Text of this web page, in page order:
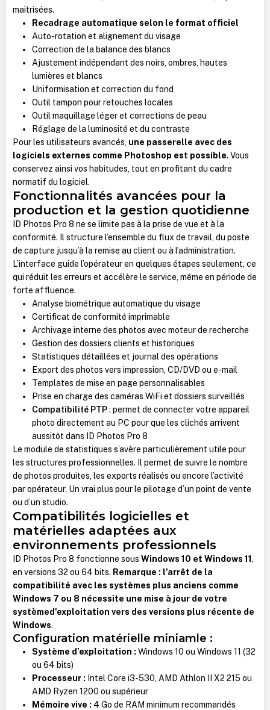
maîtrisées.
Recadrage automatique selon le format officiel
Auto-rotation et alignement du visage
Correction de la balance des blancs
Ajustement indépendant des noirs, ombres, hautes
lumières et blancs
Uniformisation et correction du fond
Outil tampon pour retouches locales
Outil maquillage léger et corrections de peau
Réglage de la luminosité et du contraste
Pour les utilisateurs avancés, une passerelle avec des
logiciels externes comme Photoshop est possible. Vous
conservez ainsi vos habitudes, tout en profitant du cadre
normatif du logiciel.
Fonctionnalités avancées pour la
production et la gestion quotidienne
ID Photos Pro 8 ne se limite pas à la prise de vue et à la
conformité. Il structure l’ensemble du flux de travail, du poste
de capture jusqu’à la remise au client ou à l’administration.
L’interface guide l’opérateur en quelques étapes seulement, ce
qui réduit les erreurs et accélère le service, même en période de
forte affluence.
Analyse biométrique automatique du visage
Certificat de conformité imprimable
Archivage interne des photos avec moteur de recherche
Gestion des dossiers clients et historiques
Statistiques détaillées et journal des opérations
Export des photos vers impression, CD/DVD ou e-mail
Templates de mise en page personnalisables
Prise en charge des caméras WiFi et dossiers surveillés
Compatibilité PTP: permet de connecter votre appareil
photo directement au PC pour que les clichés arrivent
aussitôt dans ID Photos Pro 8
Le module de statistiques s’avère particulièrement utile pour
les structures professionnelles. Il permet de suivre le nombre
de photos produites, les exports réalisés ou encore l’activité
par opérateur. Un vrai plus pour le pilotage d’un point de vente
ou d’un studio.
Compatibilités logicielles et
matérielles adaptées aux
environnements professionnels
ID Photos Pro 8 fonctionne sous Windows 10 et Windows 11 ,
en versions 32 ou 64 bits. Remarque : l’arrêt de la
compatibilité avec les systèmes plus anciens comme
Windows 7 ou 8 nécessite une mise à jour de votre
systèmed'exploitation vers des versions plus récente de
Windows.
Configuration matérielle miniamle :
Système d’exploitation : Windows 10 ou Windows 11 (32
ou 64 bits)
Processeur : Intel Core i3-530, AMD Athlon II X2 215 ou
AMD Ryzen 1200 ou supérieur
Mémoire vive : 4 Go de RAM minimum recommandés